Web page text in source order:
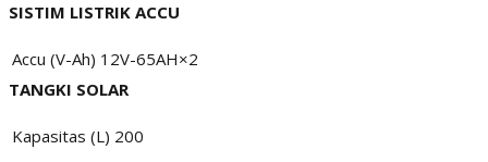
SISTIM LISTRIK ACCU
Accu (V-Ah) 12V-65AH×2
TANGKI SOLAR
Kapasitas (L) 200